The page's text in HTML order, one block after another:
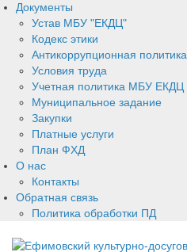
Документы
Устав МБУ "ЕКДЦ"
Кодекс этики
Антикоррупционная политика
Условия труда
Учетная политика МБУ ЕКДЦ
Муниципальное задание
Закупки
Платные услуги
План ФХД
О нас
Контакты
Обратная связь
Политика обработки ПД